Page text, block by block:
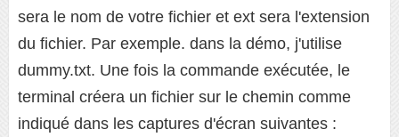
sera le nom de votre fichier et ext sera l'extension
du fichier. Par exemple. dans la démo, j'utilise
dummy.txt. Une fois la commande exécutée, le
terminal créera un fichier sur le chemin comme
indiqué dans les captures d'écran suivantes :